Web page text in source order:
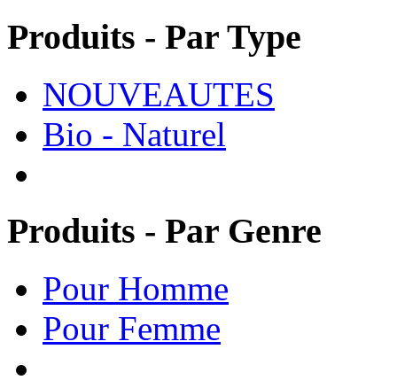
Produits - Par Type
NOUVEAUTES
Bio - Naturel
Produits - Par Genre
Pour Homme
Pour Femme